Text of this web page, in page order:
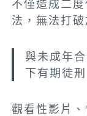
不僅造成二
法，無法打破
與未成年
下有期徒刑
觀看性影片